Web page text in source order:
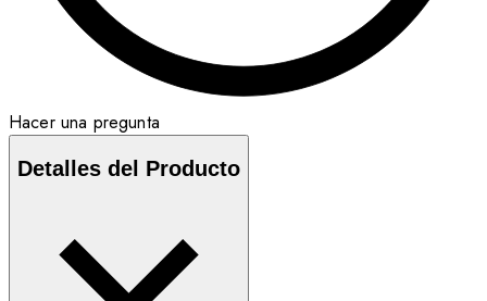
Hacer una pregunta
Detalles del Producto